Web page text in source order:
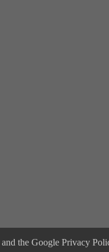
the Google Privacy